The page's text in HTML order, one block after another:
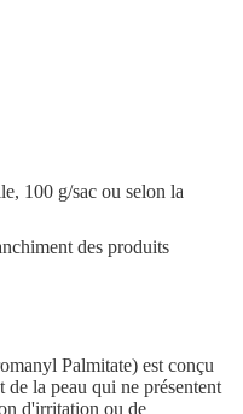
100 g/sac ou selon la
des produits
Palmitate) est conçu
la peau qui ne présentent
d'irritation ou de